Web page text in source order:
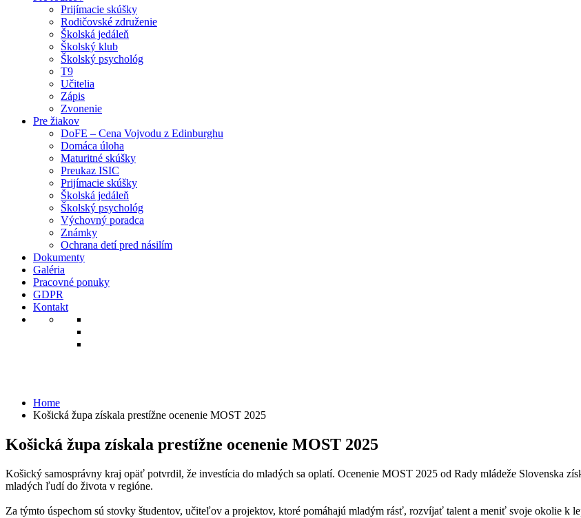
Prijímacie skúšky
Rodičovské združenie
Školská jedáleň
Školský klub
Školský psychológ
T9
Učitelia
Zápis
Zvonenie
Pre žiakov
DoFE – Cena Vojvodu z Edinburghu
Domáca úloha
Maturitné skúšky
Preukaz ISIC
Prijímacie skúšky
Školská jedáleň
Školský psychológ
Výchovný poradca
Známky
Ochrana detí pred násilím
Dokumenty
Galéria
Pracovné ponuky
GDPR
Kontakt
Home
Košická župa získala prestížne ocenenie MOST 2025
Košická župa získala prestížne ocenenie MOST 2025
Košický samosprávny kraj opäť potvrdil, že investícia do mladých sa oplatí. Ocenenie MOST 2025 od Rady mládeže Slovenska
mladých ľudí do života v regióne.
Za týmto úspechom sú stovky študentov, učiteľov a projektov, ktoré pomáhajú mladým rásť, rozvíjať talent a meniť svoje okolie k